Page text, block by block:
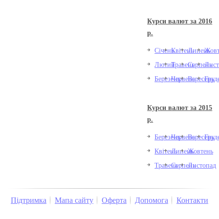
Курси валют за 2016
р.
Січень
Лютий
Березень
Квітень
Травень
Червень
Липень
Серпень
Вересень
Курси валют за 2015
р.
Березень
Квітень
Травень
Червень
Липень
Серпень
Вересень
Жовтень
Листопад
Підтримка Мапа сайту Оферта Допомога Контакти